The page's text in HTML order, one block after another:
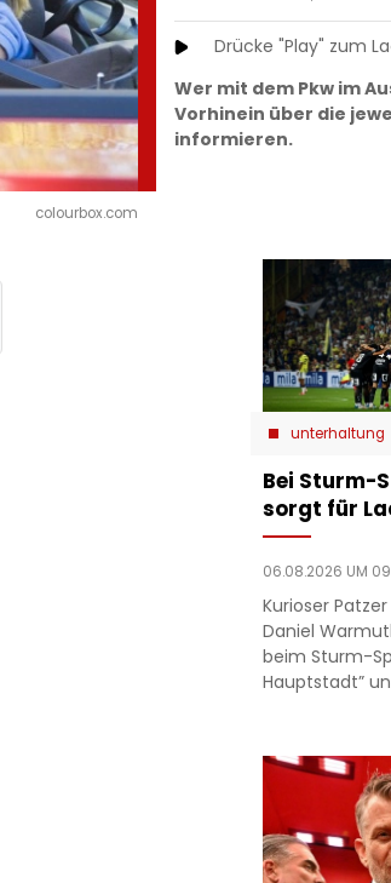
colourbox.com
Drücke "Play" zum
Wer mit dem Pkw im
Vorhinein über die
informieren.
unterhaltung
Bei Sturm-
sorgt für
06.08.2026 UM
Kurioser
Daniel
beim Sturm-
Hauptstadt”